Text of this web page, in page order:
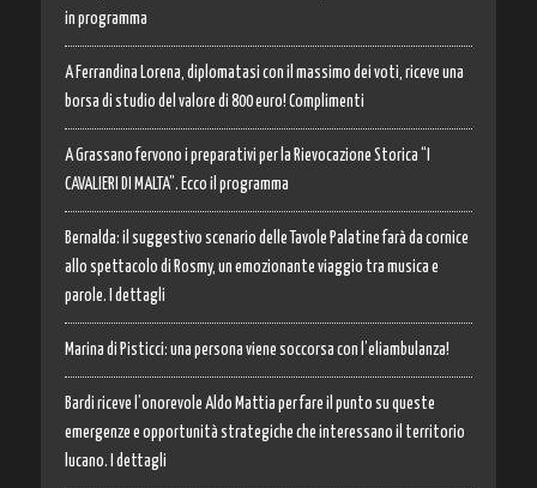
in programma
A Ferrandina Lorena, diplomatasi con il massimo dei voti, riceve una
borsa di studio del valore di 800 euro! Complimenti
A Grassano fervono i preparativi per la Rievocazione Storica “I
CAVALIERI DI MALTA”. Ecco il programma
Bernalda: il suggestivo scenario delle Tavole Palatine farà da cornice
allo spettacolo di Rosmy, un emozionante viaggio tra musica e
parole. I dettagli
Marina di Pisticci: una persona viene soccorsa con l’eliambulanza!
Bardi riceve l’onorevole Aldo Mattia per fare il punto su queste
emergenze e opportunità strategiche che interessano il territorio
lucano. I dettagli